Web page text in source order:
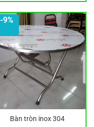
-9%
Bàn tròn inox 304